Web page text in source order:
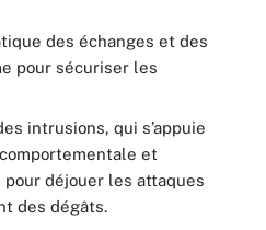
des échanges et des
pour sécuriser les
intrusions, qui s’appuie
et
déjouer les attaques
des dégâts.